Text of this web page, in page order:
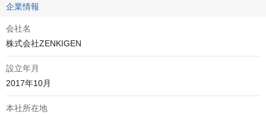
企業情報
会社名
株式会社ZENKIGEN
設立年月
2017年10月
本社所在地